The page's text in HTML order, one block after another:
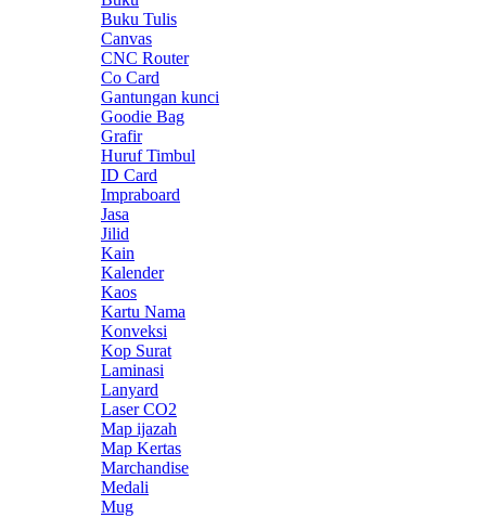
Buku Tulis
Canvas
CNC Router
Co Card
Gantungan kunci
Goodie Bag
Grafir
Huruf Timbul
ID Card
Impraboard
Jasa
Jilid
Kain
Kalender
Kaos
Kartu Nama
Konveksi
Kop Surat
Laminasi
Lanyard
Laser CO2
Map ijazah
Map Kertas
Marchandise
Medali
Mug